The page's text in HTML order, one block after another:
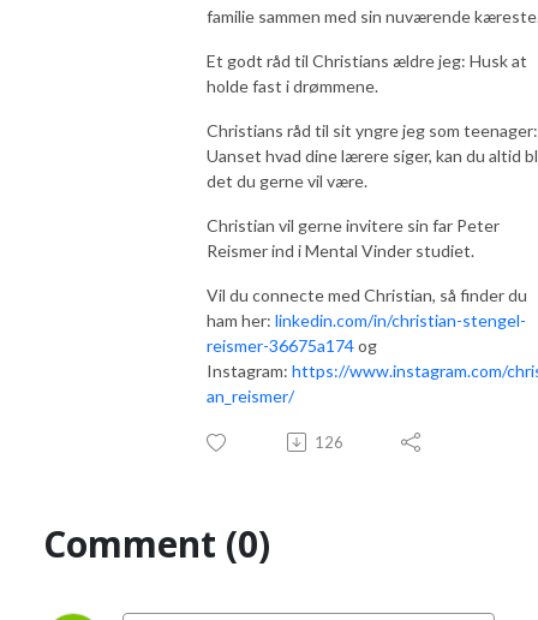
familie sammen med sin nuværende
Et godt råd til Christians ældre jeg: Husk at
holde fast i drømmene.
Christians råd til sit yngre jeg som teenager:
Uanset hvad dine lærere siger, kan du altid
det du gerne vil være.
Christian vil gerne invitere sin far Peter
Reismer ind i Mental Vinder studiet.
Vil du connecte med Christian, så finder du
ham her: linkedin.com/in/christian-stengel-
reismer-36675a174og
Instagram: https://www.instagram.com/
an_reismer/
126
Comment (0)